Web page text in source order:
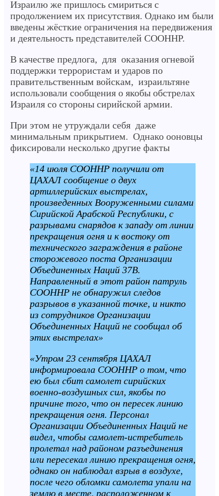
Израилю же пришлось смириться с
продолжением их присутствия. Однако им были
введены жёсткие ограничения на передвижения
и деятельность представителей СООННР.
В качестве предлога, для оказания огневой
поддержки террористам и ударов по
правительственным войскам, израильтяне
использовали сообщения о якобы обстрелах
Израиля со стороны сирийской армии.
При этом не утруждали себя даже
минимальным прикрытием. Однако ооновцы
фиксировали несколько другие факты
«14 июля СООННР получили от
ЦАХАЛ сообщение о двух
артиллерийских выстрелах,
произведенных Вооруженными силами
Сирийской Арабской Республики, с
разрывами снарядов к западу от линии
прекращения огня и к востоку от
технического заграждения в районе
сторожевого поста Организации
Объединенных Наций 37B.
Направленный в этот район патруль
СООННР не обнаружил следов
разрывов в указанной точке, и никто
из сотрудников Организации
Объединенных Наций не сообщал об
этих выстрелах»
«Утром 23 сентября ЦАХАЛ
информировала СООННР о том, что
ею был сбит самолет сирийских
военно-воздушных сил, якобы по
причине того, что он пересек линию
прекращения огня. Персонал
Организации Объединенных Наций не
видел, чтобы самолет-истребитель
пролетал над районом разъединения
или пересекал линию прекращения огня,
однако он наблюдал взрыв в воздухе,
после чего обломки самолета упали на
землю в месте, расположенном к